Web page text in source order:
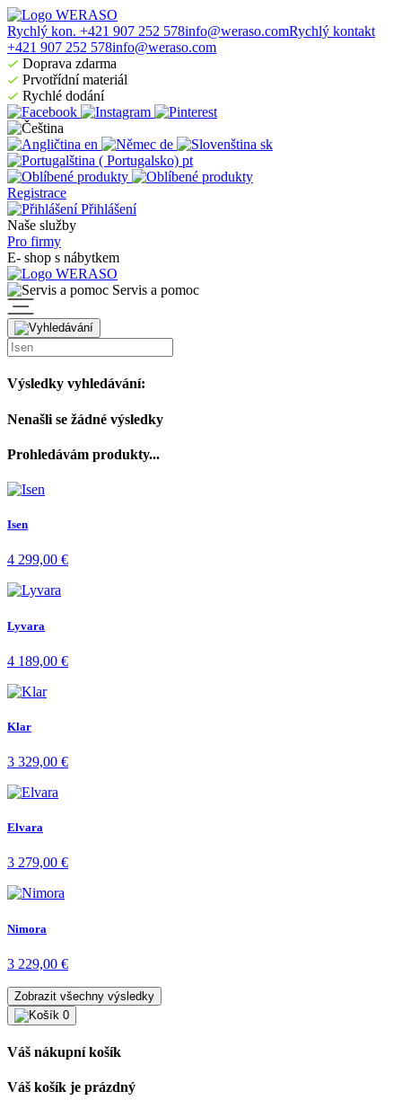
Rychlý kon. +421 907 252 578info@weraso.comRychlý kontakt
+421 907 252 578info@weraso.com
Doprava zdarma
Prvotřídní materiál
Rychlé dodání
en de
sk
pt
Registrace
Přihlášení
Naše služby
Pro firmy
E- shop s nábytkem
Servis a pomoc
Výsledky vyhledávání:
Nenašli se žádné výsledky
Prohledávám produkty...
Isen
4 299,00 €
Lyvara
4 189,00 €
Klar
3 329,00 €
Elvara
3 279,00 €
Nimora
3 229,00 €
Zobrazit všechny výsledky
0
Váš nákupní košík
Váš košík je prázdný